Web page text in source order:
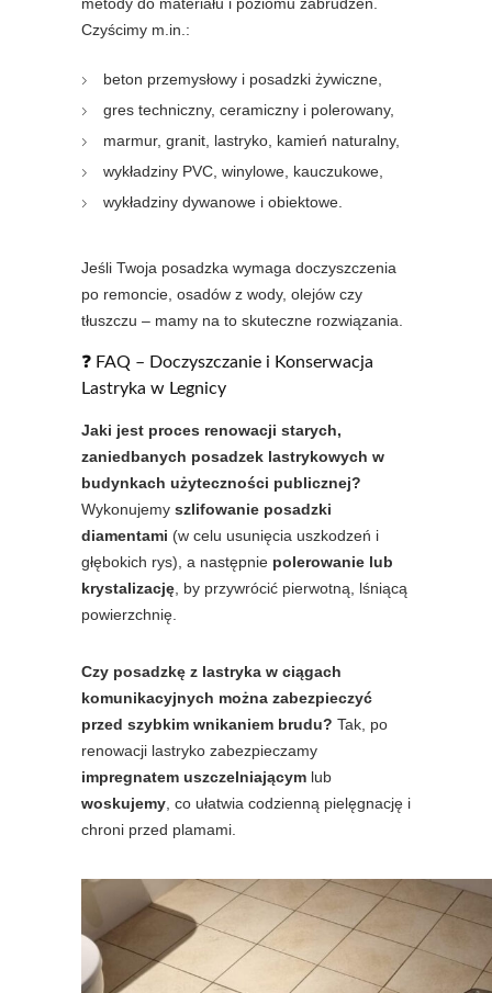
Czyścimy m.in.:
beton przemysłowy i posadzki żywiczne,
gres techniczny, ceramiczny i polerowany,
marmur, granit, lastryko, kamień naturalny,
wykładziny PVC, winylowe, kauczukowe,
wykładziny dywanowe i obiektowe.
Jeśli Twoja posadzka wymaga doczyszczenia
po remoncie, osadów z wody, olejów czy
tłuszczu – mamy na to skuteczne rozwiązania.
❓ FAQ – Doczyszczanie i Konserwacja
Lastryka w Legnicy
Jaki jest proces renowacji starych,
zaniedbanych posadzek lastrykowych w
budynkach użyteczności publicznej?
Wykonujemy szlifowanie posadzki
diamentami (w celu usunięcia uszkodzeń i
głębokich rys), a następnie polerowanie lub
krystalizację , by przywrócić pierwotną, lśniącą
powierzchnię.
Czy posadzkę z lastryka w ciągach
komunikacyjnych można zabezpieczyć
przed szybkim wnikaniem brudu? Tak, po
renowacji lastryko zabezpieczamy
impregnatem uszczelniającym lub
woskujemy , co ułatwia codzienną pielęgnację i
chroni przed plamami.